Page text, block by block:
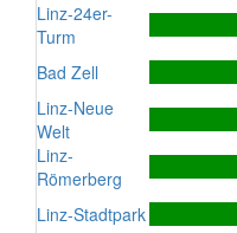
Linz-24er-
Turm
Bad Zell
Linz-Neue
Welt
Linz-
Römerberg
Linz-Stadtpark